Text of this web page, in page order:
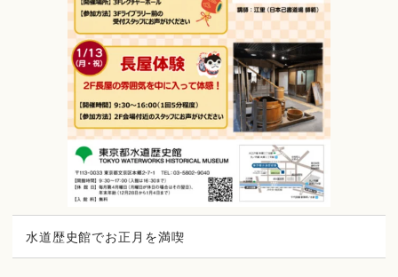
水道歴史館でお正月を満喫